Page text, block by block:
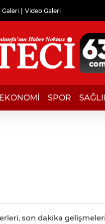
Galeri Video Galeri
EKONOMİ SPOR
son dakika